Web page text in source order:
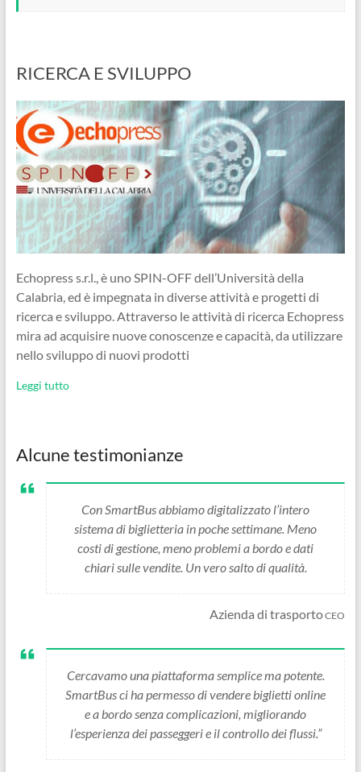
RICERCA E SVILUPPO
Echopress s.r.l., è uno SPIN-OFF dell’Università della
Calabria, ed è impegnata in diverse attività e progetti di
ricerca e sviluppo. Attraverso le attività di ricerca Echopress
mira ad acquisire nuove conoscenze e capacità, da utilizzare
nello sviluppo di nuovi prodotti
Leggi tutto
Alcune testimonianze
Con SmartBus abbiamo digitalizzato l’intero
sistema di biglietteria in poche settimane. Meno
costi di gestione, meno problemi a bordo e dati
chiari sulle vendite. Un vero salto di qualità.
Azienda di trasportoCEO
Cercavamo una piattaforma semplice ma potente.
SmartBus ci ha permesso di vendere biglietti online
e a bordo senza complicazioni, migliorando
l’esperienza dei passeggeri e il controllo dei flussi.”